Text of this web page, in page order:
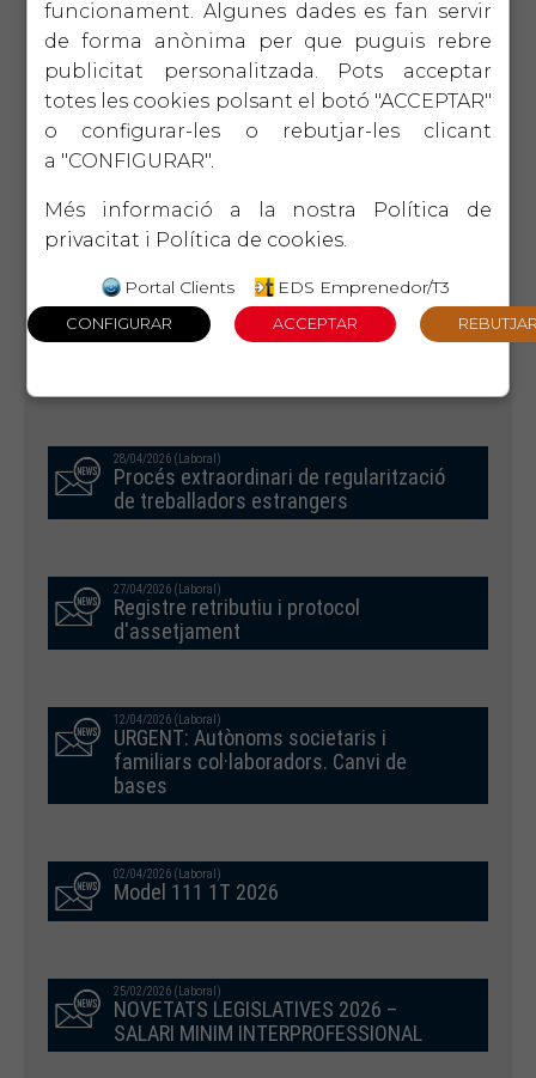
Mesures preventives davant les altes
temperatures als llocs de treball
Webinar: Registre jornada i
demostració de l'eïna de fitxatge de
Vunkers
02/07/2026 (Laboral)
28/04/2026 (Laboral)
Procés extraordinari de regularització
de treballadors estrangers
27/04/2026 (Laboral)
Registre retributiu i protocol
d'assetjament
12/04/2026 (Laboral)
URGENT: Autònoms societaris i
familiars col·laboradors. Canvi de
bases
02/04/2026 (Laboral)
Model 111 1T 2026
25/02/2026 (Laboral)
NOVETATS LEGISLATIVES 2026 –
SALARI MINIM INTERPROFESSIONAL
funcionament. Algunes dades es fan servir
de forma anònima per que puguis rebre
publicitat personalitzada. Pots acceptar
totes les cookies polsant el botó "ACCEPTAR"
o configurar-les o rebutjar-les clicant
a "CONFIGURAR".
Més informació a la nostra
Política de
privacitat i Política de cookies.
Portal Clients EDS Emprenedor/T3